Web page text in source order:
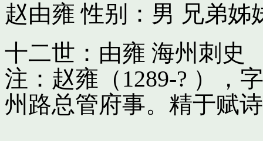
赵由雍 性别：男 兄弟姊
十二世：由雍 海州刺史
注：赵雍（1289-? ），
州路总管府事。精于赋